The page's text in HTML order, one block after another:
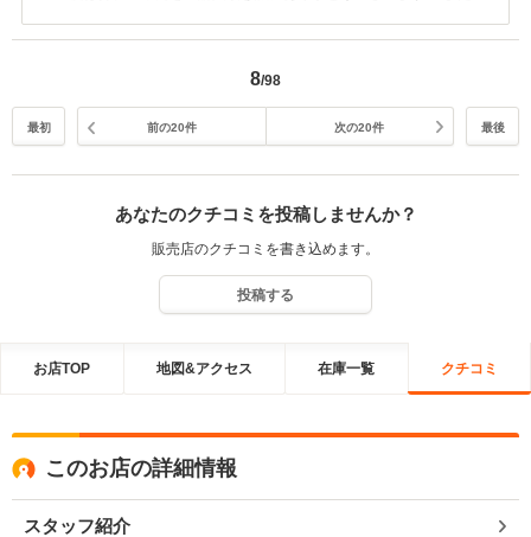
るように精一杯サポートさせて頂きます。 今後ともよろしくお願いし
8/98
最初 前の20件 次の20件 最後
あなたのクチコミを投稿しませんか？
販売店のクチコミを書き込めます。
投稿する
お店TOP 地図&アクセス 在庫一覧 クチコミ
このお店の詳細情報
スタッフ紹介